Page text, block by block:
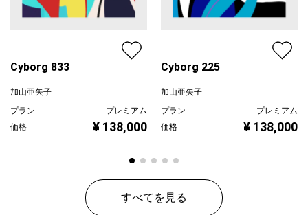
◻︎マット…ホワイト
◻︎額色…シルバー
◻︎重量…約1170g
Cyborg 833
加山亜矢子
プラン
プレミアム
価格
¥ 138,000
Cyborg 225
加山亜矢子
プラン
プレミアム
価格
¥ 138,000
すべてを見る